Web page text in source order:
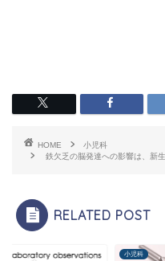
HOME
小児科
鉄欠乏の脳発達への影響は、新
RELATED POST
小児科